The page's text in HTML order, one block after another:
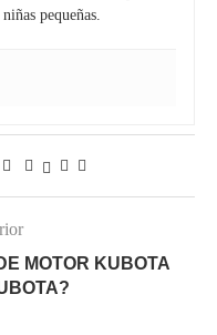
pequeñas.
MOTOR KUBOTA